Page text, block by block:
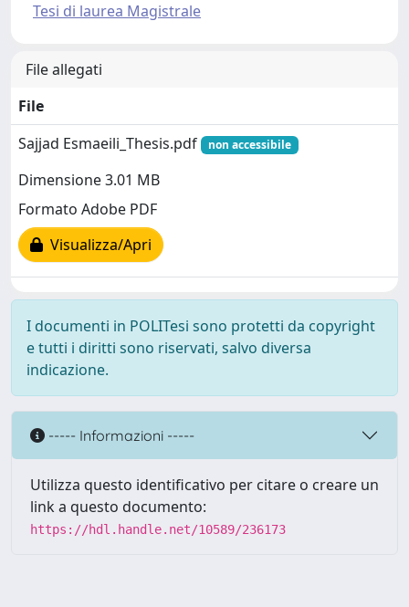
Tesi di laurea Magistrale
File allegati
File
Sajjad Esmaeili_Thesis.pdf
non accessibile
Dimensione 3.01 MB
Formato Adobe PDF
Visualizza/Apri
I documenti in POLITesi sono protetti da copyright
e tutti i diritti sono riservati, salvo diversa
indicazione.
----- Informazioni -----
Utilizza questo identificativo per citare o creare un
link a questo documento:
https://hdl.handle.net/10589/236173